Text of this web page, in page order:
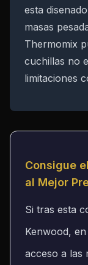
esta
masas
Thermomix
cuchillas no
limitaciones
Consigue
al Mejor
Si tras esta
Kenwood, en
acceso a las